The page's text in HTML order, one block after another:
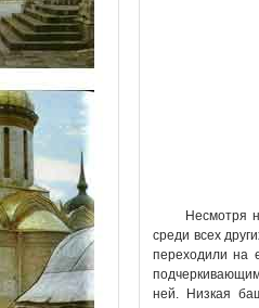
Несмотря
среди всех
переходили на
ней. Низкая